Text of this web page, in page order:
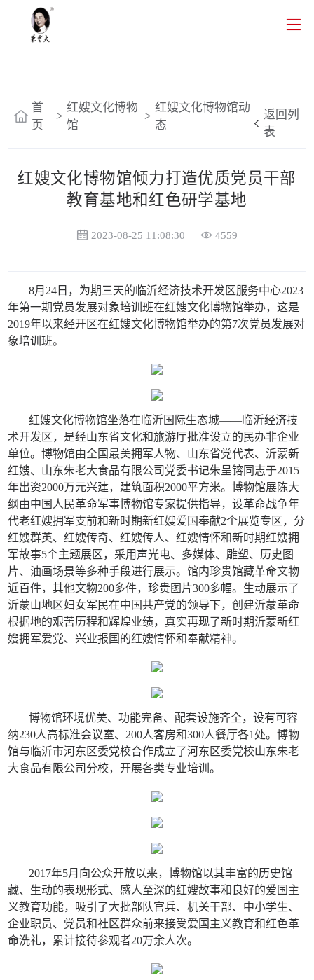
首
页
>
红嫂文化博物
馆
>
红嫂文化博物馆动
态
返回列
表
红嫂文化博物馆倾力打造优质党员干部
教育基地和红色研学基地
2023-08-25 11:08:30 4559
8月24日，为期三天的临沂经济技术开发区服务中心2023
年第一期党员发展对象培训班在红嫂文化博物馆举办，这是
2019年以来经开区在红嫂文化博物馆举办的第7次党员发展对
象培训班。
红嫂文化博物馆坐落在临沂国际生态城——临沂经济技
术开发区，是经山东省文化和旅游厅批准设立的民办非企业
单位。博物馆由全国最美拥军人物、山东省党代表、沂蒙新
红嫂、山东朱老大食品有限公司党委书记朱呈镕同志于2015
年出资2000万元兴建，建筑面积2000平方米。博物馆展陈大
纲由中国人民革命军事博物馆专家提供指导，设革命战争年
代老红嫂拥军支前和新时期新红嫂爱国奉献2个展览专区，分
红嫂群英、红嫂传奇、红嫂传人、红嫂情怀和新时期红嫂拥
军故事5个主题展区，采用声光电、多媒体、雕塑、历史图
片、油画场景等多种手段进行展示。馆内珍贵馆藏革命文物
近百件，其他文物200多件，珍贵图片300多幅。生动展示了
沂蒙山地区妇女军民在中国共产党的领导下，创建沂蒙革命
根据地的艰苦历程和辉煌业绩，真实再现了新时期沂蒙新红
嫂拥军爱党、兴业报国的红嫂情怀和奉献精神。
博物馆环境优美、功能完备、配套设施齐全，设有可容
纳230人高标准会议室、200人客房和300人餐厅各1处。博物
馆与临沂市河东区委党校合作成立了河东区委党校山东朱老
大食品有限公司分校，开展各类专业培训。
2017年5月向公众开放以来，博物馆以其丰富的历史馆
藏、生动的表现形式、感人至深的红嫂故事和良好的爱国主
义教育功能，吸引了大批部队官兵、机关干部、中小学生、
企业职员、党员和社区群众前来接受爱国主义教育和红色革
命洗礼，累计接待参观者20万余人次。